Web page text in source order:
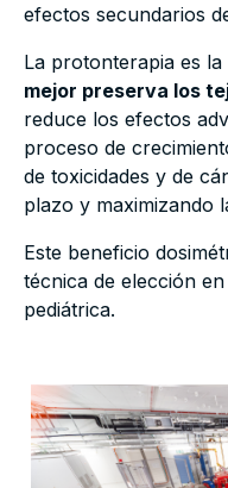
efectos secundarios
La protonterapia es
mejor preserva los
reduce los efectos
proceso de
de toxicidades y de
plazo y maximizando
Este beneficio
técnica de elección
pediátrica.